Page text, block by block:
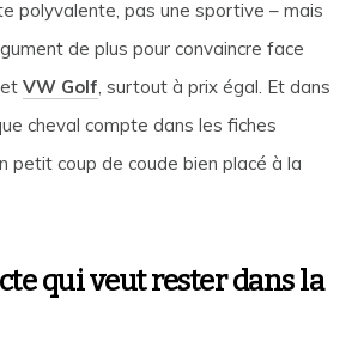
polyvalente, pas une sportive – mais
de plus pour convaincre face
etVW Golf, surtout à prix égal. Et dans
cheval compte dans les fiches
petit coup de coude bien placé à la
qui veut rester dans la